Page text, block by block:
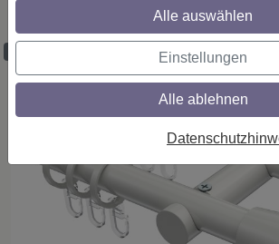
2-läufig, Modell PLATON -
Alle auswählen
Einstellungen
Alle ablehnen